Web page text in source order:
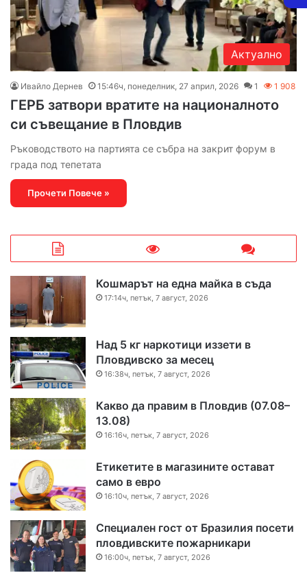
Актуално
Ивайло Дернев 15:46ч, понеделник, 27 април, 2026 1 1 908
ГЕРБ затвори вратите на националното
си съвещание в Пловдив
Ръководството на партията се събра на закрит форум в
града под тепетата
Прочети Повече »
Кошмарът на една майка в съда
17:14ч, петък, 7 август, 2026
Над 5 кг наркотици иззети в
Пловдивско за месец
16:38ч, петък, 7 август, 2026
Какво да правим в Пловдив (07.08–
13.08)
16:16ч, петък, 7 август, 2026
Етикетите в магазините остават
само в евро
16:10ч, петък, 7 август, 2026
Специален гост от Бразилия посети
пловдивските пожарникари
16:00ч, петък, 7 август, 2026